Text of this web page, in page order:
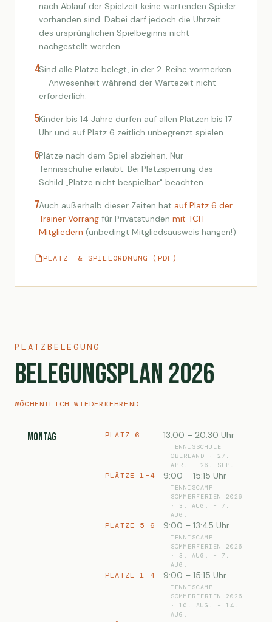
nach Ablauf der Spielzeit keine wartenden Spieler
vorhanden sind. Dabei darf jedoch die Uhrzeit
des ursprünglichen Spielbeginns nicht
nachgestellt werden.
4Sind alle Plätze belegt, in der 2. Reihe vormerken
— Anwesenheit während der Wartezeit nicht
erforderlich.
5Kinder bis 14 Jahre dürfen auf allen Plätzen bis 17
Uhr und auf Platz 6 zeitlich unbegrenzt spielen.
6Plätze nach dem Spiel abziehen. Nur
Tennisschuhe erlaubt. Bei Platzsperrung das
Schild „Plätze nicht bespielbar" beachten.
7Auch außerhalb dieser Zeiten hat auf Platz 6 der
Trainer Vorrang für Privatstunden mit TCH
Mitgliedern (unbedingt Mitgliedsausweis hängen!)
PLATZ- & SPIELORDNUNG (PDF)
PLATZBELEGUNG
Belegungsplan 2026
WÖCHENTLICH WIEDERKEHREND
Montag PLATZ 6 13:00 – 20:30 Uhr
TENNISSCHULE
OBERLAND · 27.
APR. – 26. SEP.
PLÄTZE 1–4 9:00 – 15:15 Uhr
TENNISCAMP
SOMMERFERIEN 2026
· 3. AUG. – 7.
AUG.
PLÄTZE 5–6 9:00 – 13:45 Uhr
TENNISCAMP
SOMMERFERIEN 2026
· 3. AUG. – 7.
AUG.
PLÄTZE 1–4 9:00 – 15:15 Uhr
TENNISCAMP
SOMMERFERIEN 2026
· 10. AUG. – 14.
AUG.